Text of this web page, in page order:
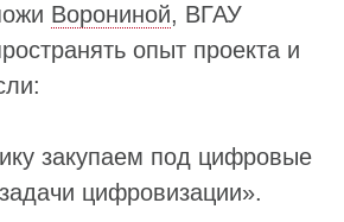
Ворониной, ВГАУ
опыт проекта и
закупаем под цифровые
цифровизации».